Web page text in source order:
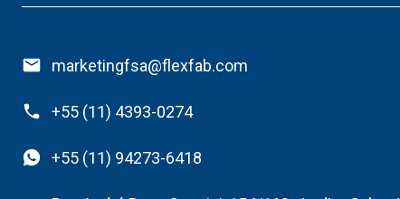
marketingfsa@flexfab.com
+55 (11) 4393-0274
+55 (11) 94273-6418